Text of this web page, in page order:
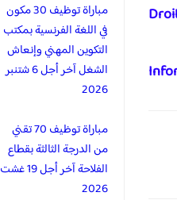
مباراة توظيف 30 مكون
في اللغة الفرنسية بمكتب
التكوين المهني وإنعاش
الشغل آخر أجل 6 شتنبر
2026
مباراة توظيف 70 تقني
من الدرجة الثالثة بقطاع
الفلاحة آخر أجل 19 غشت
2026